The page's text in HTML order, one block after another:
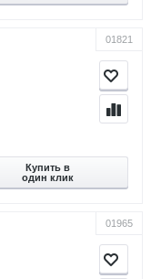
01821
Купить в
один клик
01965